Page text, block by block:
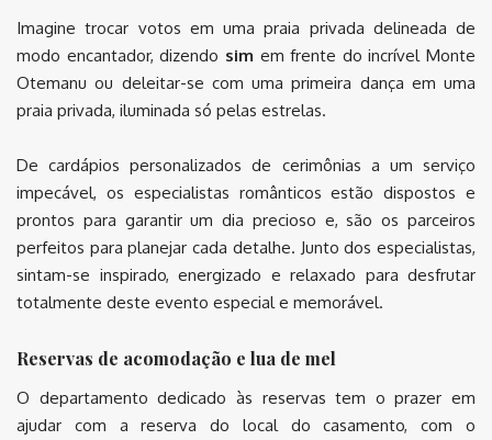
Imagine trocar votos em uma praia privada delineada de
modo encantador, dizendo sim em frente do incrível Monte
Otemanu ou deleitar-se com uma primeira dança em uma
praia privada, iluminada só pelas estrelas.
De cardápios personalizados de cerimônias a um serviço
impecável, os especialistas românticos estão dispostos e
prontos para garantir um dia precioso e, são os parceiros
perfeitos para planejar cada detalhe. Junto dos especialistas,
sintam-se inspirado, energizado e relaxado para desfrutar
totalmente deste evento especial e memorável.
Reservas de acomodação e lua de mel
O departamento dedicado às reservas tem o prazer em
ajudar com a reserva do local do casamento, com o